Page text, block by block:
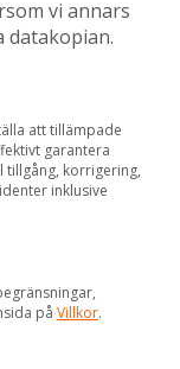
vi annars
datakopian.
att tillämpade
garantera
korrigering,
inklusive
på Villkor.